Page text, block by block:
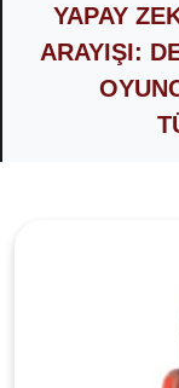
YAPAY
ARAYIŞI: